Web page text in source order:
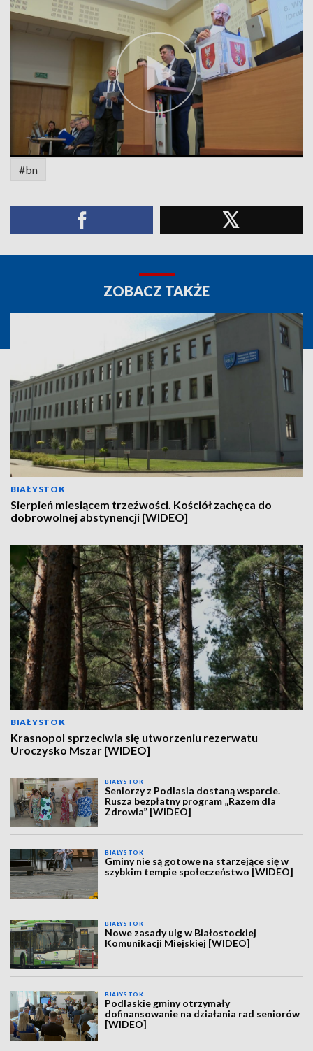
#bn
ZOBACZ TAKŻE
BIAŁYSTOK
Sierpień miesiącem trzeźwości. Kościół zachęca do
dobrowolnej abstynencji [WIDEO]
BIAŁYSTOK
Krasnopol sprzeciwia się utworzeniu rezerwatu
Uroczysko Mszar [WIDEO]
BIAŁYSTOK
Seniorzy z Podlasia dostaną wsparcie.
Rusza bezpłatny program „Razem dla
Zdrowia” [WIDEO]
BIAŁYSTOK
Gminy nie są gotowe na starzejące się w
szybkim tempie społeczeństwo [WIDEO]
BIAŁYSTOK
Nowe zasady ulg w Białostockiej
Komunikacji Miejskiej [WIDEO]
BIAŁYSTOK
Podlaskie gminy otrzymały
dofinansowanie na działania rad seniorów
[WIDEO]